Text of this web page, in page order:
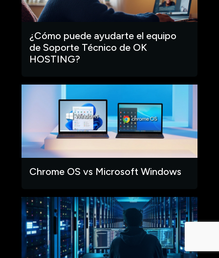
¿Cómo puede ayudarte el equipo
de Soporte Técnico de OK
HOSTING?
Chrome OS vs Microsoft Windows